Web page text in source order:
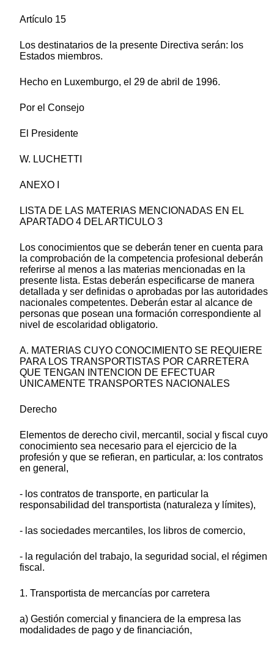
Artículo 15
Los destinatarios de la presente Directiva serán: los
Estados miembros.
Hecho en Luxemburgo, el 29 de abril de 1996.
Por el Consejo
El Presidente
W. LUCHETTI
ANEXO I
LISTA DE LAS MATERIAS MENCIONADAS EN EL
APARTADO 4 DEL ARTICULO 3
Los conocimientos que se deberán tener en cuenta para
la comprobación de la competencia profesional deberán
referirse al menos a las materias mencionadas en la
presente lista. Estas deberán especificarse de manera
detallada y ser definidas o aprobadas por las autoridades
nacionales competentes. Deberán estar al alcance de
personas que posean una formación correspondiente al
nivel de escolaridad obligatorio.
A. MATERIAS CUYO CONOCIMIENTO SE REQUIERE
PARA LOS TRANSPORTISTAS POR CARRETERA
QUE TENGAN INTENCION DE EFECTUAR
UNICAMENTE TRANSPORTES NACIONALES
Derecho
Elementos de derecho civil, mercantil, social y fiscal cuyo
conocimiento sea necesario para el ejercicio de la
profesión y que se refieran, en particular, a: los contratos
en general,
- los contratos de transporte, en particular la
responsabilidad del transportista (naturaleza y límites),
- las sociedades mercantiles, los libros de comercio,
- la regulación del trabajo, la seguridad social, el régimen
fiscal.
1. Transportista de mercancías por carretera
a) Gestión comercial y financiera de la empresa las
modalidades de pago y de financiación,